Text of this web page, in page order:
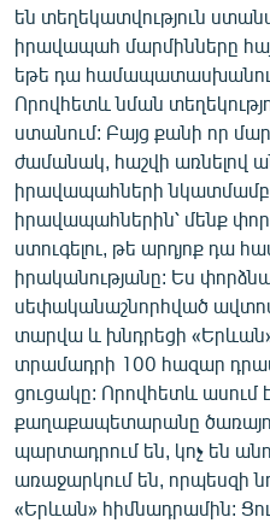
են տեղեկատվություն
իրավապահ մարմինները
եթե դա
Որովհետև նման
ստանում: Բայց քանի որ
ժամանակ, հաշվի առնելով
իրավապահների նկատմամբ,
իրավապահներին՝ մենք
ստուգելու, թե արդյոք դա
իրականությանը: Ես
սեփականաշնորհված
տարվա և խնդրեցի
տրամադրի 100 հազար
ցուցակը: Որովհետև ասում
քաղաքապետարանը
պարտադրում են, կոչ են
առաջարկում են, որպեսզի
«Երևան» հիմնադրամին: